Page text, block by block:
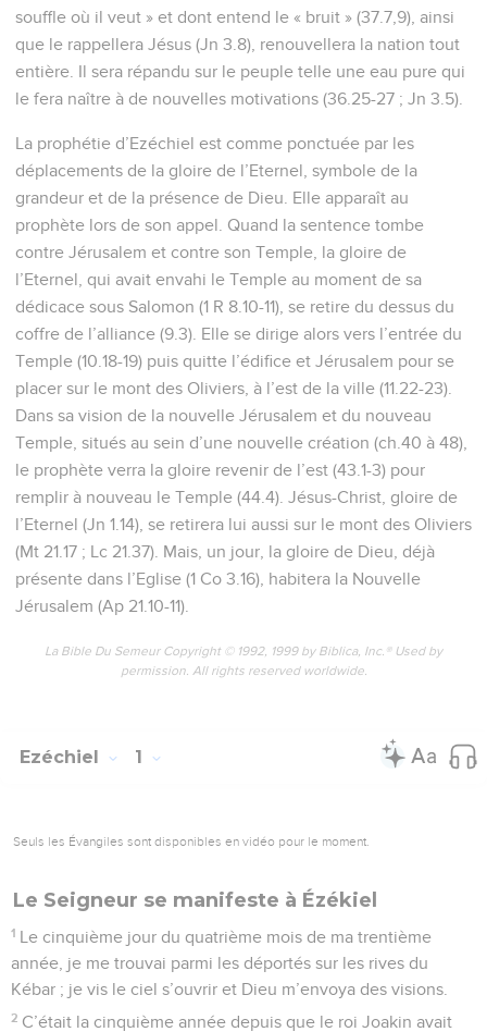
souffle où il veut » et dont entend le « bruit » (37.7,9), ainsi
que le rappellera Jésus (Jn 3.8), renouvellera la nation tout
entière. Il sera répandu sur le peuple telle une eau pure qui
le fera naître à de nouvelles motivations (36.25-27 ; Jn 3.5).
La prophétie d’Ezéchiel est comme ponctuée par les
déplacements de la gloire de l’Eternel, symbole de la
grandeur et de la présence de Dieu. Elle apparaît au
prophète lors de son appel. Quand la sentence tombe
contre Jérusalem et contre son Temple, la gloire de
l’Eternel, qui avait envahi le Temple au moment de sa
dédicace sous Salomon (1 R 8.10-11), se retire du dessus du
coffre de l’alliance (9.3). Elle se dirige alors vers l’entrée du
Temple (10.18-19) puis quitte l’édifice et Jérusalem pour se
placer sur le mont des Oliviers, à l’est de la ville (11.22-23).
Dans sa vision de la nouvelle Jérusalem et du nouveau
Temple, situés au sein d’une nouvelle création (ch.40 à 48),
le prophète verra la gloire revenir de l’est (43.1-3) pour
remplir à nouveau le Temple (44.4). Jésus-Christ, gloire de
l’Eternel (Jn 1.14), se retirera lui aussi sur le mont des Oliviers
(Mt 21.17 ; Lc 21.37). Mais, un jour, la gloire de Dieu, déjà
présente dans l’Eglise (1 Co 3.16), habitera la Nouvelle
Jérusalem (Ap 21.10-11).
La Bible Du Semeur Copyright © 1992, 1999 by Biblica, Inc.® Used by
permission. All rights reserved worldwide.
Ezéchiel 1
Seuls les Évangiles sont disponibles en vidéo pour le moment.
Le Seigneur se manifeste à Ézékiel
1 Le cinquième jour du quatrième mois de ma trentième
année, je me trouvai parmi les déportés sur les rives du
Kébar ; je vis le ciel s’ouvrir et Dieu m’envoya des visions.
2 C’était la cinquième année depuis que le roi Joakin avait